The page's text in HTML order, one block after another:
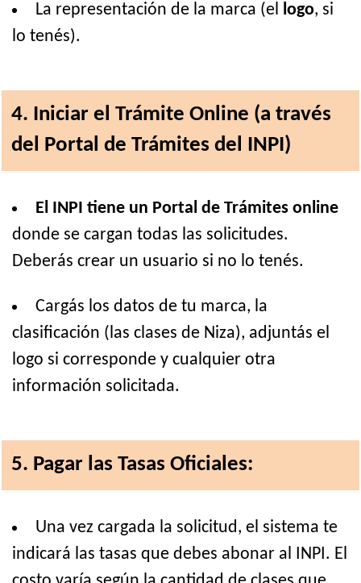
La representación de la marca (el logo, si
lo tenés).
4. Iniciar el Trámite Online (a través
del Portal de Trámites del INPI)
El INPI tiene un Portal de Trámites online
donde se cargan todas las solicitudes.
Deberás crear un usuario si no lo tenés.
Cargás los datos de tu marca, la
clasificación (las clases de Niza), adjuntás el
logo si corresponde y cualquier otra
información solicitada.
5. Pagar las Tasas Oficiales:
Una vez cargada la solicitud, el sistema te
indicará las tasas que debes abonar al INPI. El